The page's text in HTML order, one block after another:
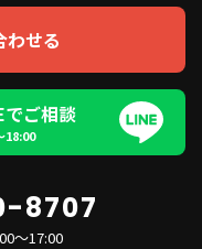
わせる
でご相談
18:00
8707
～17:00